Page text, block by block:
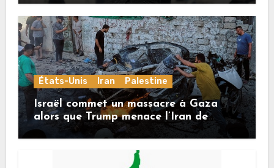
États-Unis Iran Palestine
Israël commet un massacre à Gaza
alors que Trump menace l’Iran de
«décapitation»